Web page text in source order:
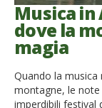
Musica in
dove la
magia
Quando la musica
montagne, le note
imperdibili festival